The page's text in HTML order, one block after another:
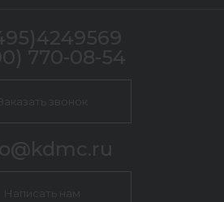
770-08-54
Заказать звонок
Написать нам